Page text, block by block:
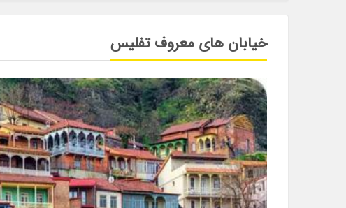
خیابان های معروف تفلیس